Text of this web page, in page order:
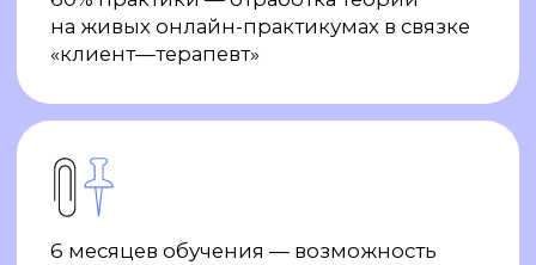
2 диплома о профессиональной
переподготовке от Среды обучения
и Московского института психоанализа
Передумать — не страшно
Если вы по каким-либо причинам решите
отложить обучение или полностью отказаться
от прохождения программы, мы вернем
внесенную вами сумму целиком в течение двух
недель